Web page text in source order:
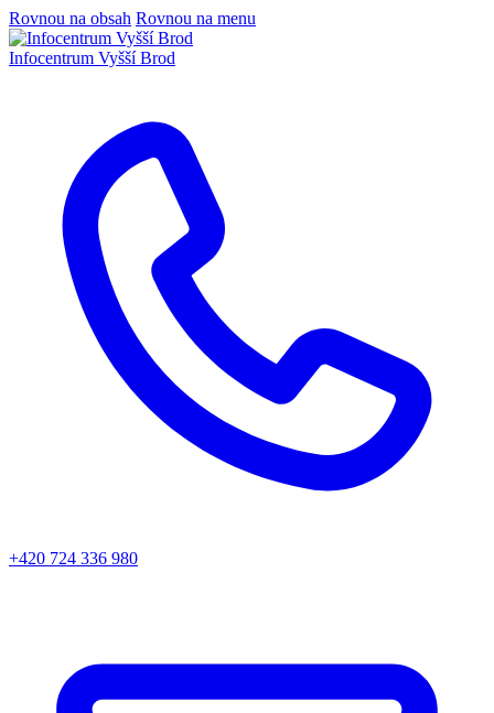
Rovnou na obsah Rovnou na menu
Infocentrum Vyšší Brod
+420 724 336 980